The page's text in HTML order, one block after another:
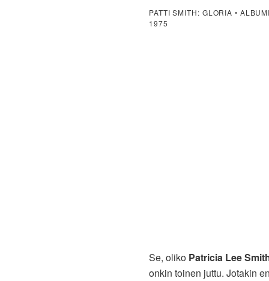
PATTI SMITH: GLORIA •
1975
Se, oliko Patricia Lee
onkin toinen juttu. Jotakin